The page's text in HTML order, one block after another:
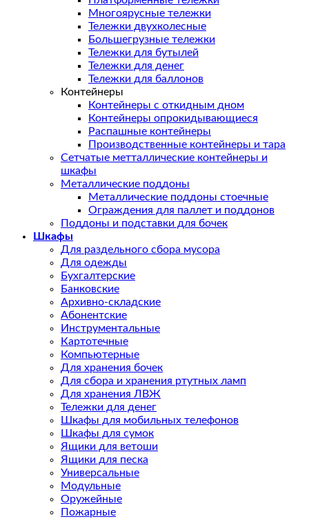
Многоярусные тележки
Тележки двухколесные
Большегрузные тележки
Тележки для бутылей
Тележки для денег
Тележки для баллонов
Контейнеры
Контейнеры с откидным дном
Контейнеры опрокидывающиеся
Распашные контейнеры
Производственные контейнеры и тара
Сетчатые метталлические контейнеры и
шкафы
Металлические поддоны
Металлические поддоны стоечные
Ограждения для паллет и поддонов
Поддоны и подставки для бочек
Шкафы
Для раздельного сбора мусора
Для одежды
Бухгалтерские
Банковские
Архивно-складские
Абонентские
Инструментальные
Картотечные
Компьютерные
Для хранения бочек
Для сбора и хранения ртутных ламп
Для хранения ЛВЖ
Тележки для денег
Шкафы для мобильных телефонов
Шкафы для сумок
Ящики для ветоши
Ящики для песка
Универсальные
Модульные
Оружейные
Пожарные